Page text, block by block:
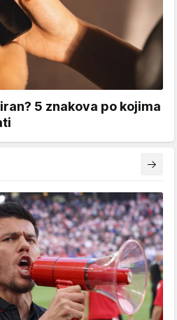
5 znakova po kojima